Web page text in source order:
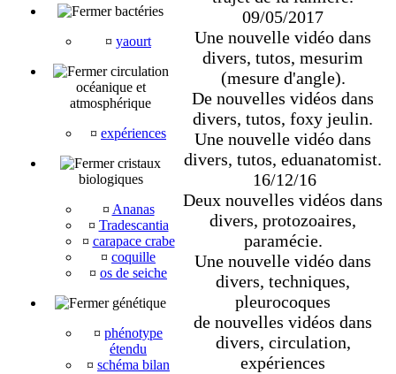
bactéries
¤ yaourt
circulation
océanique et
atmosphérique
¤ expériences
cristaux
biologiques
¤ Ananas
¤ Tradescantia
¤ carapace crabe
¤ coquille
¤ os de seiche
génétique
¤ phénotype
étendu
¤ schéma bilan
09/05/2017
Une nouvelle vidéo dans
divers, tutos, mesurim
(mesure d'angle).
De nouvelles vidéos dans
divers, tutos, foxy jeulin.
Une nouvelle vidéo dans
divers, tutos, eduanatomist.
16/12/16
Deux nouvelles vidéos dans
divers, protozoaires,
paramécie.
Une nouvelle vidéo dans
divers, techniques,
pleurocoques
de nouvelles vidéos dans
divers, circulation,
expériences